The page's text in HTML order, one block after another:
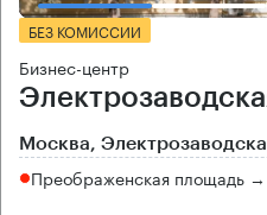
БЕЗ КОМИССИИ
Бизнес-центр
Москва,
Преображенская площадь